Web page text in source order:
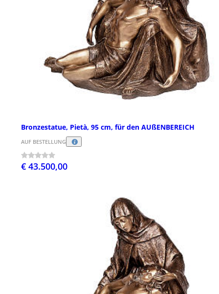
Bronzestatue, Pietà, 95 cm, für den AUßENBEREICH
AUF BESTELLUNG
€ 43.500,00